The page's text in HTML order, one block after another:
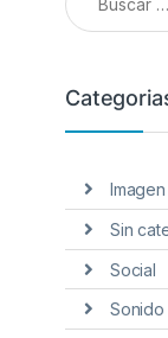
Imagen
Sin
Social
Sonido